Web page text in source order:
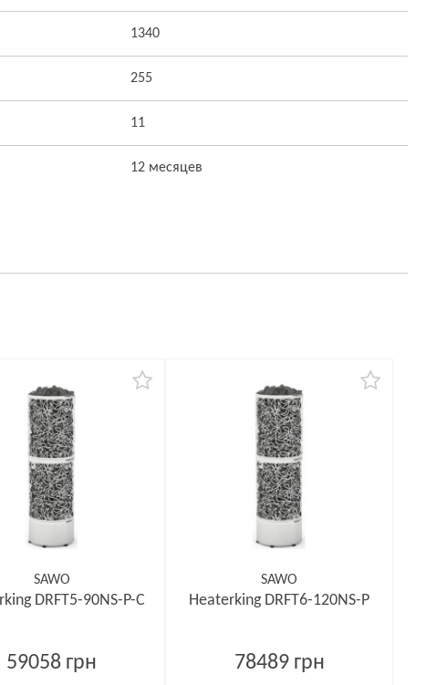
1340
255
11
12 месяцев
SAWO
DRFT5-90NS-P-C
59058 грн
SAWO
Heaterking DRFT6-120NS-P
78489 грн